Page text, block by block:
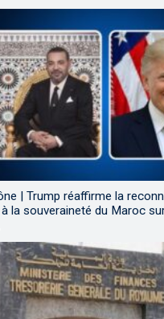
| Trump réaffirme la
la souveraineté du Maroc